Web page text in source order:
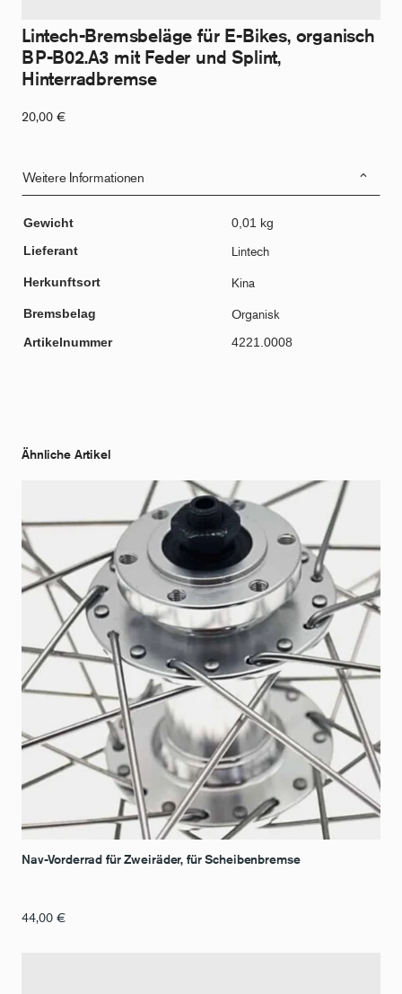
Lintech-Bremsbeläge für E-Bikes, organisch
BP-B02.A3 mit Feder und Splint,
Hinterradbremse
20,00 €
Weitere Informationen
Gewicht
0,01 kg
Lieferant
Lintech
Herkunftsort Kina
Bremsbelag Organisk
Artikelnummer 4221.0008
Ähnliche Artikel
Nav-Vorderrad für Zweiräder, für Scheibenbremse
44,00 €